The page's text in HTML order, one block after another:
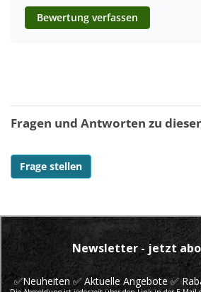
Bewertung verfassen
Fragen und Antworten zu
Frage stellen